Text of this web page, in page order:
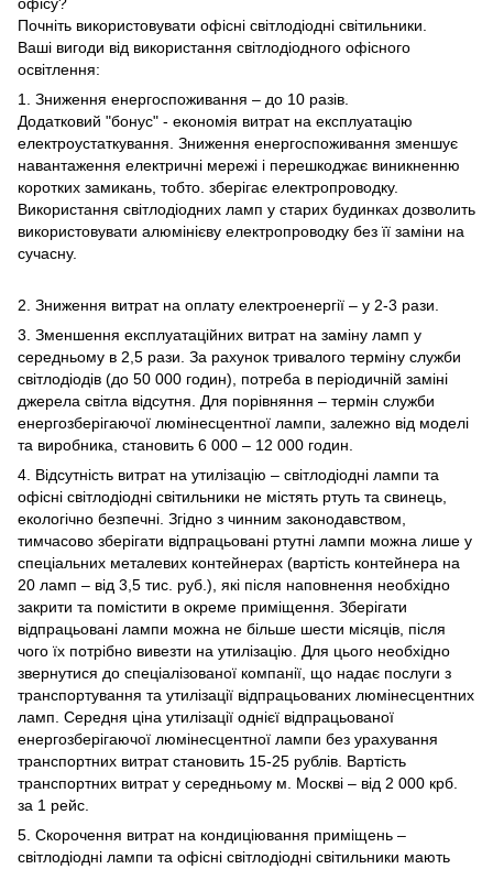
Почніть використовувати офісні світлодіодні світильники
Ваші вигоди від використання світлодіодного офісного
освітлення:
1. Зниження енергоспоживання – до 10 разів.
Додатковий "бонус" - економія витрат на експлуатацію
електроустаткування. Зниження енергоспоживання зменшує
навантаження електричні мережі і перешкоджає виникненню
коротких замикань, тобто. зберігає електропроводку.
Використання світлодіодних ламп у старих будинках дозволить
використовувати алюмінієву електропроводку без її заміни на
сучасну.
2. Зниження витрат на оплату електроенергії – у 2-3 рази.
3. Зменшення експлуатаційних витрат на заміну ламп у
середньому в 2,5 рази. За рахунок тривалого терміну служби
світлодіодів (до 50 000 годин), потреба в періодичній заміні
джерела світла відсутня. Для порівняння – термін служби
енергозберігаючої люмінесцентної лампи, залежно від моделі
та виробника, становить 6 000 – 12 000 годин.
4. Відсутність витрат на утилізацію – світлодіодні лампи та
офісні світлодіодні світильники не містять ртуть та свинець,
екологічно безпечні. Згідно з чинним законодавством,
тимчасово зберігати відпрацьовані ртутні лампи можна лише у
спеціальних металевих контейнерах (вартість контейнера на
20 ламп – від 3,5 тис. руб.), які після наповнення необхідно
закрити та помістити в окреме приміщення. Зберігати
відпрацьовані лампи можна не більше шести місяців, після
чого їх потрібно вивезти на утилізацію. Для цього необхідно
звернутися до спеціалізованої компанії, що надає послуги з
транспортування та утилізації відпрацьованих люмінесцентних
ламп. Середня ціна утилізації однієї відпрацьованої
енергозберігаючої люмінесцентної лампи без урахування
транспортних витрат становить 15-25 рублів. Вартість
транспортних витрат у середньому м. Москві – від 2 000 крб.
за 1 рейс.
5. Скорочення витрат на кондиціювання приміщень –
світлодіодні лампи та офісні світлодіодні світильники мають